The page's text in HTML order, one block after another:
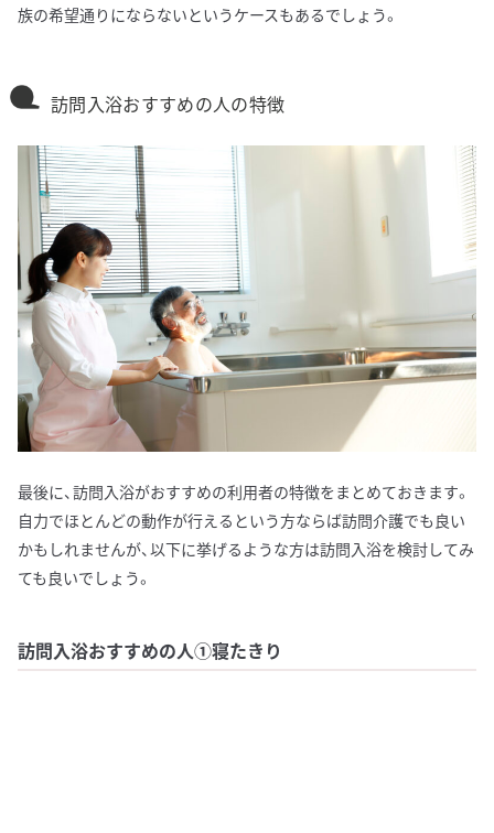
族の希望通りにならないというケースもあるでしょう。
訪問入浴おすすめの人の特徴
最後に、訪問入浴がおすすめの利用者の特徴をまとめておきます。
自力でほとんどの動作が行えるという方ならば訪問介護でも良い
かもしれませんが、以下に挙げるような方は訪問入浴を検討してみ
ても良いでしょう。
訪問入浴おすすめの人①寝たきり